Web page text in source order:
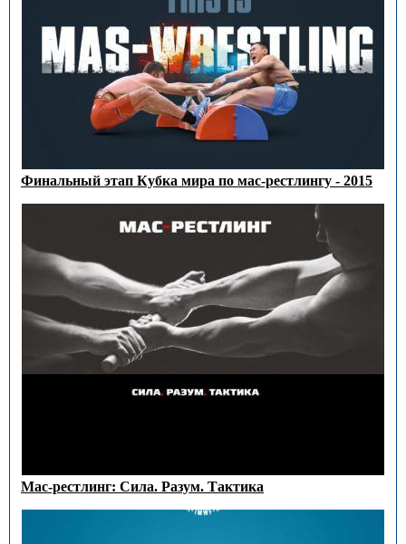
Финальный этап Кубка мира по мас-рестлингу - 2015
Мас-рестлинг: Сила. Разум. Тактика